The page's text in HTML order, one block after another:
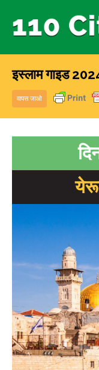
इस्लाम गाइड
वापस जाओ